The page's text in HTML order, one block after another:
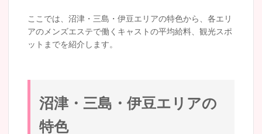
ここでは、沼津・三島・伊豆エリアの特色から、各エリ
アのメンズエステで働くキャストの平均給料、観光スポ
ットまでを紹介します。
沼津・三島・伊豆エリアの
特色